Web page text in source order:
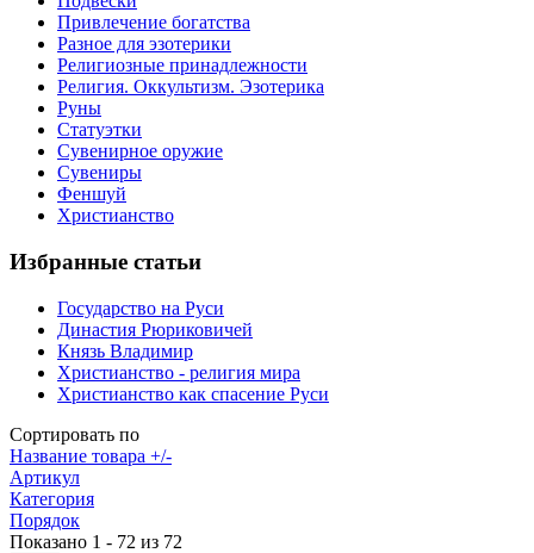
Привлечение богатства
Разное для эзотерики
Религиозные принадлежности
Религия. Оккультизм. Эзотерика
Руны
Статуэтки
Сувенирное оружие
Сувениры
Феншуй
Христианство
Избранные статьи
Государство на Руси
Династия Рюриковичей
Князь Владимир
Христианство - религия мира
Христианство как спасение Руси
Сортировать по
Название товара +/-
Артикул
Категория
Порядок
Показано 1 - 72 из 72